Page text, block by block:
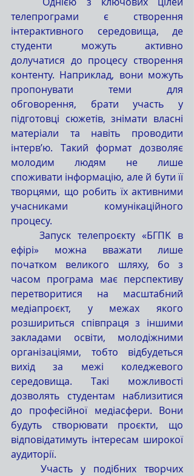
телепрограми є створення
інтерактивного середовища, де
студенти можуть активно
долучатися до процесу створення
контенту. Наприклад, вони можуть
пропонувати теми для
обговорення, брати участь у
підготовці сюжетів, знімати власні
матеріали та навіть проводити
інтерв’ю. Такий формат дозволяє
молодим людям не лише
споживати інформацію, але й бути її
творцями, що робить їх активними
учасниками комунікаційного
процесу.
ефірі» можна вважати лише
початком великого шляху, бо з
часом програма має перспективу
перетворитися на масштабний
медіапроєкт, у межах якого
розшириться співпраця з іншими
закладами освіти, молодіжними
організаціями, тобто відбудеться
вихід за межі коледжевого
середовища. Такі можливості
дозволять студентам наблизитися
до професійної медіасфери. Вони
будуть створювати проєкти, що
відповідатимуть інтересам широкої
аудиторії.